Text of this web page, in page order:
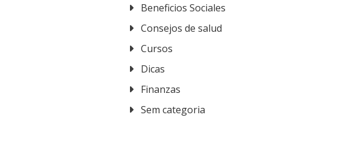
Beneficios Sociales
Consejos de salud
Cursos
Dicas
Finanzas
Sem categoria